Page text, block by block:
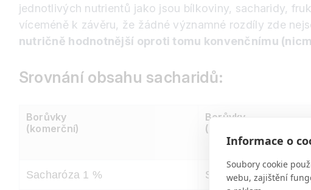
Informace o
Soubory cookie
webu, zajištění
jednotlivých nutrientů jako jsou bílkoviny, sacharidy,
víceméně k závěru, že žádné významné rozdíly zde
nutričně hodnotnější oproti tomu konvenčnímu
Srovnání obsahu sacharidů:
Borůvky
(komerční)
Borůvky
(volně rostoucí)
Sacharóza 1 % Sacharóza 0 %